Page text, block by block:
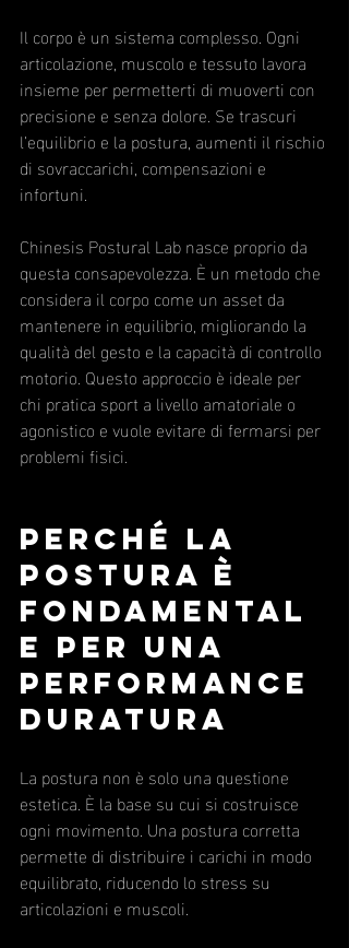
Il corpo è un sistema complesso. Ogni
articolazione, muscolo e tessuto lavora
insieme per permetterti di muoverti con
precisione e senza dolore. Se trascuri
l’equilibrio e la postura, aumenti il rischio
di sovraccarichi, compensazioni e
infortuni.
Chinesis Postural Lab nasce proprio da
questa consapevolezza. È un metodo che
considera il corpo come un asset da
mantenere in equilibrio, migliorando la
qualità del gesto e la capacità di controllo
motorio. Questo approccio è ideale per
chi pratica sport a livello amatoriale o
agonistico e vuole evitare di fermarsi per
problemi fisici.
Perché la
postura è
fondamental
e per una
performance
duratura
La postura non è solo una questione
estetica. È la base su cui si costruisce
ogni movimento. Una postura corretta
permette di distribuire i carichi in modo
equilibrato, riducendo lo stress su
articolazioni e muscoli.